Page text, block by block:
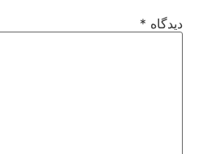
دیدگاه *